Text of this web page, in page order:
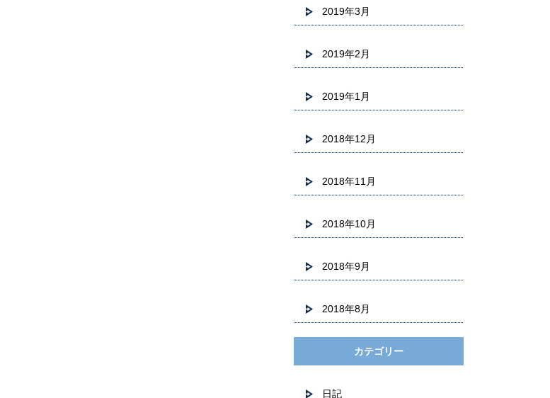
2019年3月
2019年2月
2019年1月
2018年12月
2018年11月
2018年10月
2018年9月
2018年8月
カテゴリー
日記